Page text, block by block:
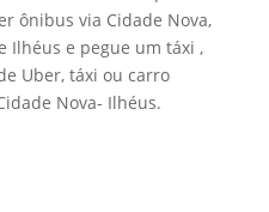
ônibus via Cidade Nova,
Ilhéus e pegue um táxi ,
Uber, táxi ou carro
Nova- Ilhéus.